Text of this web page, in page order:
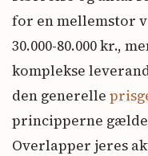
for en mellemstor
30.000-80.000 kr.,
komplekse
den generelle
principperne
Overlapper jeres